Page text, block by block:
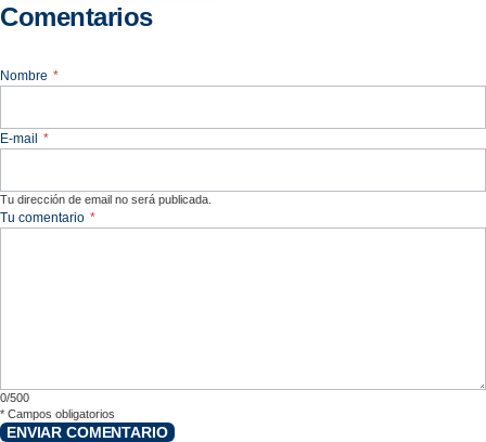
Comentarios
Nombre *
E-mail *
Tu dirección de email no será publicada.
Tu comentario *
0/500
* Campos obligatorios
ENVIAR COMENTARIO